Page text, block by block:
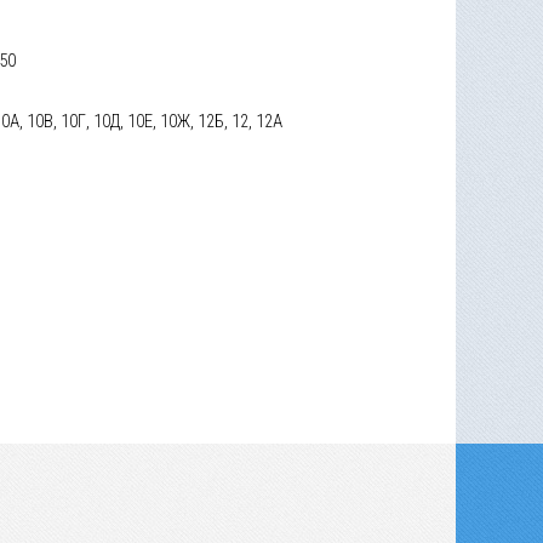
10В, 10Г, 10Д, 10Е, 10Ж, 12Б, 12, 12А